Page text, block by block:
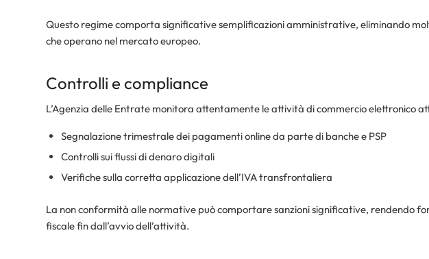
Questo regime comporta significative semplificazioni amministrative, eliminando
che operano nel mercato europeo.
Controlli e compliance
L’Agenzia delle Entrate monitora attentamente le attività di commercio elettronico
Segnalazione trimestrale dei pagamenti online da parte di banche e PSP
Controlli sui flussi di denaro digitali
Verifiche sulla corretta applicazione dell’IVA transfrontaliera
La non conformità alle normative può comportare sanzioni significative, rendendo
fiscale fin dall’avvio dell’attività.